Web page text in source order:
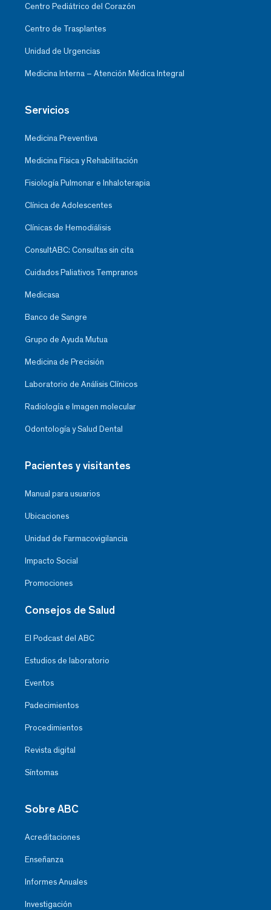
Centro Pediátrico del Corazón
Centro de Trasplantes
Unidad de Urgencias
Medicina Interna – Atención Médica Integral
Servicios
Medicina Preventiva
Medicina Física y Rehabilitación
Fisiología Pulmonar e Inhaloterapia
Clínica de Adolescentes
Clínicas de Hemodiálisis
ConsultABC: Consultas sin cita
Cuidados Paliativos Tempranos
Medicasa
Banco de Sangre
Grupo de Ayuda Mutua
Medicina de Precisión
Laboratorio de Análisis Clínicos
Radiología e Imagen molecular
Odontología y Salud Dental
Pacientes y visitantes
Manual para usuarios
Ubicaciones
Unidad de Farmacovigilancia
Impacto Social
Promociones
Consejos de Salud
El Podcast del ABC
Estudios de laboratorio
Eventos
Padecimientos
Procedimientos
Revista digital
Síntomas
Sobre ABC
Acreditaciones
Enseñanza
Informes Anuales
Investigación